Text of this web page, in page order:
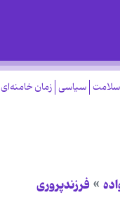
سلامت سیاسی زمان خامنه‌ای
فرزندپروری